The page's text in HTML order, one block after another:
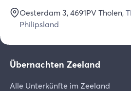
Oesterdam 3, 4691PV Tholen,
Philipsland
Übernachten Zeeland
Alle Unterkünfte im Zeeland